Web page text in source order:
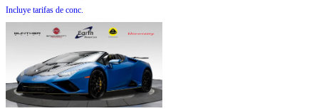
Incluye tarifas de conc.